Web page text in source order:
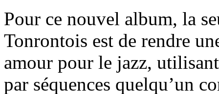
Pour ce nouvel album, la
Tonrontois est de rendre
amour pour le jazz,
par séquences quelqu’un